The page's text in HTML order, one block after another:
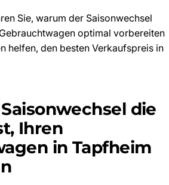
Sie, warum der Saisonwechsel
optimal vorbereiten
helfen, den besten Verkaufspreis in
die
Ihren
in Tapfheim